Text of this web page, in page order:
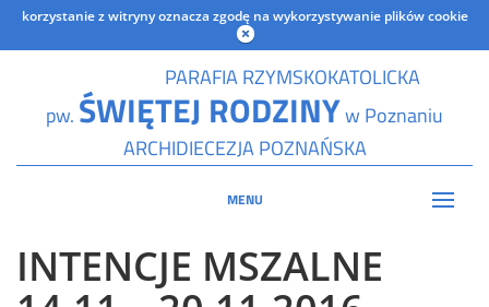
korzystanie z witryny oznacza zgodę na wykorzystywanie plików cookie
PARAFIA RZYMSKOKATOLICKA
pw. ŚWIĘTEJ RODZINYw Poznaniu
ARCHIDIECEZJA POZNAŃSKA
MENU
INTENCJE MSZALNE